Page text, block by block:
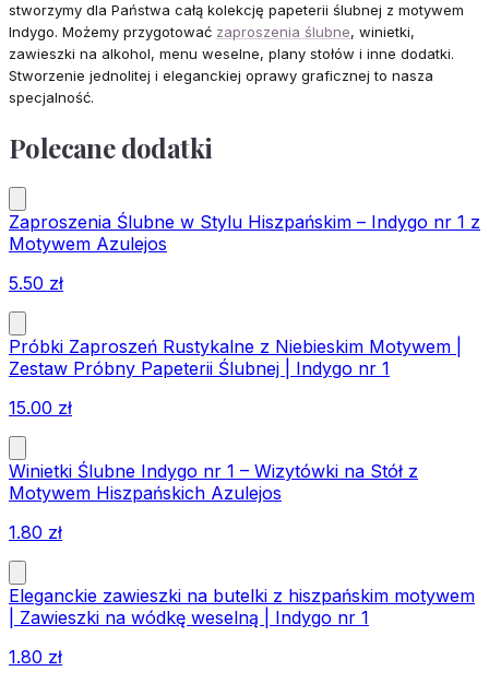
stworzymy dla Państwa całą kolekcję papeterii ślubnej z motywem
Indygo. Możemy przygotować zaproszenia ślubne, winietki,
zawieszki na alkohol, menu weselne, plany stołów i inne dodatki.
Stworzenie jednolitej i eleganckiej oprawy graficznej to nasza
specjalność.
Polecane dodatki
Zaproszenia Ślubne w Stylu Hiszpańskim – Indygo nr 1 z
Motywem Azulejos
5.50 zł
Próbki Zaproszeń Rustykalne z Niebieskim Motywem |
Zestaw Próbny Papeterii Ślubnej | Indygo nr 1
15.00 zł
Winietki Ślubne Indygo nr 1 – Wizytówki na Stół z
Motywem Hiszpańskich Azulejos
1.80 zł
Eleganckie zawieszki na butelki z hiszpańskim motywem
| Zawieszki na wódkę weselną | Indygo nr 1
1.80 zł